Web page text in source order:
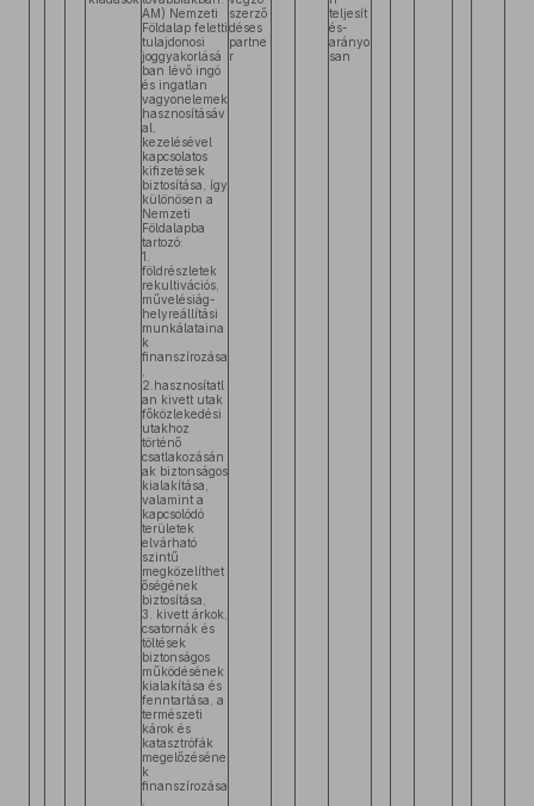
AM) Nemzeti
Földalap feletti
tulajdonosi
joggyakorlásá
ban lévő ingó
és ingatlan
vagyonelemek
hasznosításáv
al,
kezelésével
kapcsolatos
kifizetések
biztosítása, így
különösen a
Nemzeti
Földalapba
tartozó:
1.
földrészletek
rekultivációs,
művelésiág-
helyreállítási
munkálataina
k
finanszírozása
2.hasznosítatl
an kivett utak
főközlekedési
utakhoz
történő
csatlakozásán
ak biztonságos
kialakítása,
valamint a
kapcsolódó
területek
elvárható
szintű
megközelíthet
őségének
biztosítása,
3. kivett árkok,
csatornák és
töltések
biztonságos
működésének
kialakítása és
fenntartása, a
természeti
károk és
katasztrófák
megelőzéséne
k
finanszírozása
szerző
déses
partne
r
teljesít
és-
arányo
san